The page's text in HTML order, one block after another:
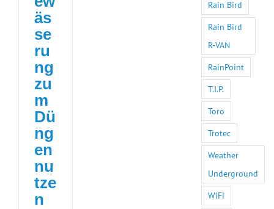
äs
se
ru
ng
zu
m
Dü
ng
en
nu
tze
n
Rain Bird
Rain Bird
R-VAN
RainPoint
T.I.P.
Toro
Trotec
Weather
Underground
WiFi